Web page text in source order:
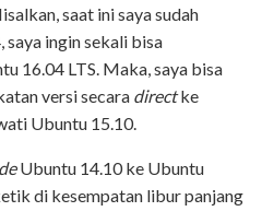
saat ini saya sudah
saya ingin sekali bisa
16.04 LTS. Maka, saya bisa
versi secara directke
Ubuntu 15.10.
Ubuntu 14.10 ke Ubuntu
di kesempatan libur panjang